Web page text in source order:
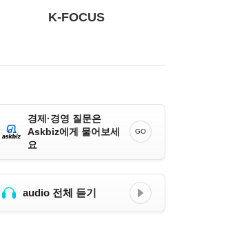
K-FOCUS
경제·경영 질문은
Askbiz에게 물어보세
요
GO
audio 전체 듣기